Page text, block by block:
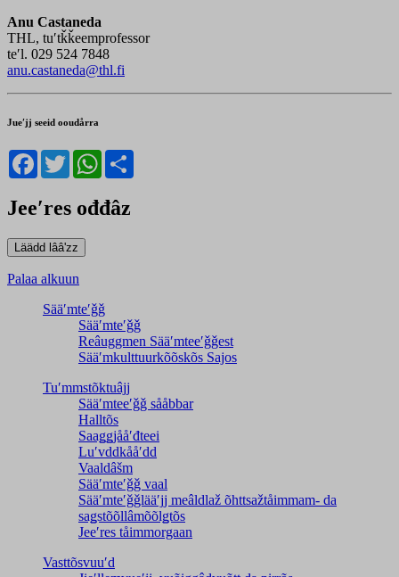
Anu Castaneda
THL, tuʹtǩǩeemprofessor
teʹl. 029 524 7848
anu.castaneda@thl.fi
Jueʹjj seeid ooudårra
Facebook
TwitterWhatsApp
Jeeʹres ođđâz
Palaa alkuun
Sääʹmteʹǧǧ
Sääʹmteʹǧǧ
Reâuggmen Sääʹmteeʹǧǧest
Sääʹmkulttuurkõõskõs Sajos
Tuʹmmstõktuâjj
Sääʹmteeʹǧǧ sååbbar
Halltõs
Saaǥǥjååʹđteei
Luʹvddkååʹdd
Vaaldâšm
Sääʹmteʹǧǧ vaal
Sääʹmteʹǧǧlääʹjj meâldlaž õhttsažtåimmam- da
saǥstõõllâmõõlǥtõs
Jeeʹres tåimmorgaan
Vasttõsvuuʹd